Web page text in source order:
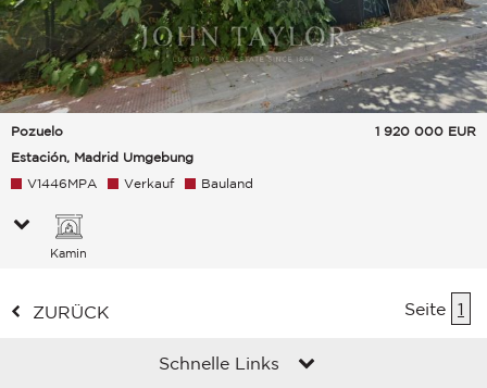
Pozuelo
Estación, Madrid Umgebung
1 920 000 EUR
V1446MPA Verkauf Bauland
Kamin
ZURÜCK Seite 1
Schnelle Links